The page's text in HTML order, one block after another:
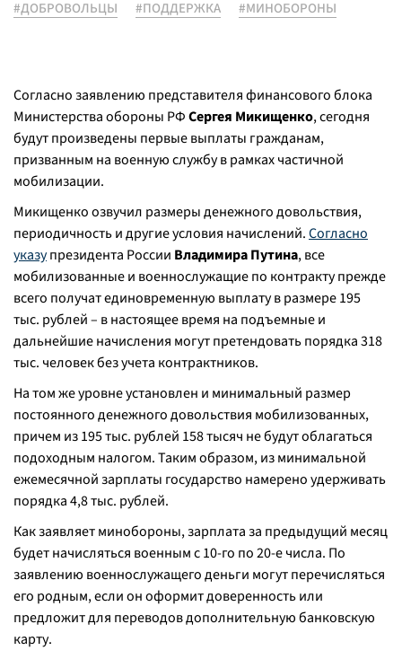
#ДОБРОВОЛЬЦЫ
#ПОДДЕРЖКА #МИНОБОРОНЫ
Согласно заявлению представителя финансового блока
Министерства обороны РФСергея Микищенко, сегодня
будут произведены первые выплаты гражданам,
призванным на военную службу в рамках частичной
мобилизации.
Микищенко озвучил размеры денежного довольствия,
периодичность и другие условия начислений.Согласно
указупрезидента России Владимира Путина, все
мобилизованные и военнослужащие по контракту прежде
всего получат единовременную выплату в размере 195
тыс. рублей – в настоящее время на подъемные и
дальнейшие начисления могут претендовать порядка 318
тыс. человек без учета контрактников.
На том же уровне установлен и минимальный размер
постоянного денежного довольствия мобилизованных,
причем из 195 тыс. рублей 158 тысяч не будут облагаться
подоходным налогом. Таким образом, из минимальной
ежемесячной зарплаты государство намерено удерживать
порядка 4,8 тыс. рублей.
Как заявляет минобороны, зарплата за предыдущий месяц
будет начисляться военным с 10-го по 20-е числа. По
заявлению военнослужащего деньги могут перечисляться
его родным, если он оформит доверенность или
предложит для переводов дополнительную банковскую
карту.